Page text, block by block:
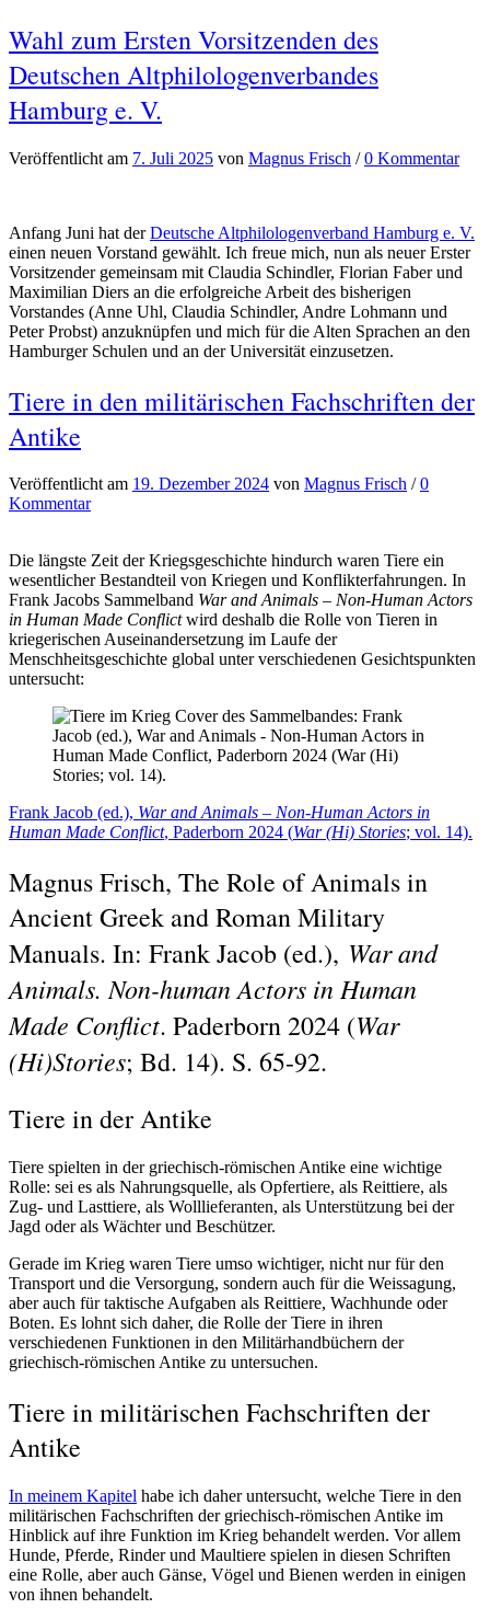
Wahl zum Ersten Vorsitzenden des
Deutschen Altphilologenverbandes
Hamburg e. V.
Veröffentlicht am 7. Juli 2025 von Magnus Frisch /0 Kommentar
Anfang Juni hat derDeutsche Altphilologenverband Hamburg e. V.
einen neuen Vorstand gewählt. Ich freue mich, nun als neuer Erster
Vorsitzender gemeinsam mit Claudia Schindler, Florian Faber und
Maximilian Diers an die erfolgreiche Arbeit des bisherigen
Vorstandes (Anne Uhl, Claudia Schindler, Andre Lohmann und
Peter Probst) anzuknüpfen und mich für die Alten Sprachen an den
Hamburger Schulen und an der Universität einzusetzen.
Tiere in den militärischen Fachschriften der
Antike
Veröffentlichtam 19. Dezember 2024 von Magnus Frisch /0
Kommentar
Die längste Zeit der Kriegsgeschichte hindurch waren Tiere ein
wesentlicher Bestandteil von Kriegen und Konflikterfahrungen. In
Frank Jacobs Sammelband War and Animals – Non-Human Actors
in Human Made Conflictwird deshalb die Rolle von Tieren in
kriegerischen Auseinandersetzung im Laufe der
Menschheitsgeschichte global unter verschiedenen Gesichtspunkten
untersucht:
Frank Jacob (ed.), War and Animals – Non-Human Actors in
Human Made Conflict, Paderborn 2024 (War (Hi) Stories; vol. 14).
Magnus Frisch, The Role of Animals in
Ancient Greek and Roman Military
Manuals. In: Frank Jacob (ed.), War and
Animals. Non-human Actors in Human
Made Conflict. Paderborn 2024 (War
(Hi)Stories; Bd. 14). S. 65-92.
Tiere in der Antike
Tiere spielten in der griechisch-römischen Antike eine wichtige
Rolle: sei es als Nahrungsquelle, als Opfertiere, als Reittiere, als
Zug- und Lasttiere, als Wolllieferanten, als Unterstützung bei der
Jagd oder als Wächter und Beschützer.
Gerade im Krieg waren Tiere umso wichtiger, nicht nur für den
Transport und die Versorgung, sondern auch für die Weissagung,
aber auch für taktische Aufgaben als Reittiere, Wachhunde oder
Boten. Es lohnt sich daher, die Rolle der Tiere in ihren
verschiedenen Funktionen in den Militärhandbüchern der
griechisch-römischen Antike zu untersuchen.
Tiere in militärischen Fachschriften der
Antike
In meinem Kapitel habe ich daher untersucht, welche Tiere in den
militärischen Fachschriften der griechisch-römischen Antike im
Hinblick auf ihre Funktion im Krieg behandelt werden. Vor allem
Hunde, Pferde, Rinder und Maultiere spielen in diesen Schriften
eine Rolle, aber auch Gänse, Vögel und Bienen werden in einigen
von ihnen behandelt.